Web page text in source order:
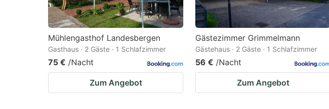
Mühlengasthof Landesbergen
Gasthaus · 2 Gäste · 1 Schlafzimmer
75 € /Nacht
Zum Angebot
Gästezimmer Grimmelmann
Gästehaus · 2 Gäste · 1 Schlafzimmer
56 € /Nacht
Zum Angebot